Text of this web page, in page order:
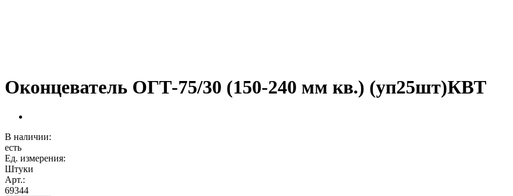
Оконцеватель ОГТ-75/30 (150-240 мм кв.) (уп25шт)КВТ
В наличии:
есть
Ед. измерения:
Штуки
Арт.:
69344